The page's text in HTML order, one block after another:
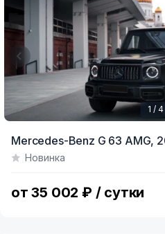
of
1 / 4
Mercedes-Benz G 63 AMG,
Новинка
от 35 002 ₽ / сутки